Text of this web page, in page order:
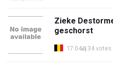
Zieke
geschorst
17:04 34 votes